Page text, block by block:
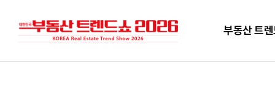
부동산 트